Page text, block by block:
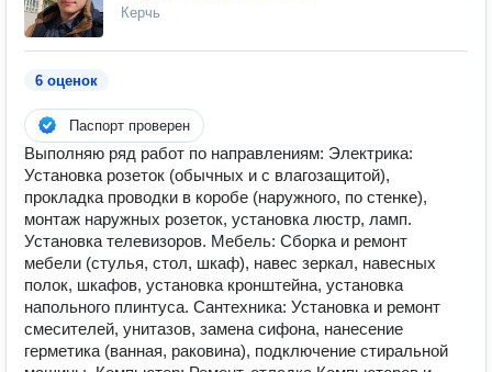
Керчь
6 оценок
Паспорт проверен
Выполняю ряд работ по направлениям: Электрика:
Установка розеток (обычных и с влагозащитой),
прокладка проводки в коробе (наружного, по стенке),
монтаж наружных розеток, установка люстр, ламп.
Установка телевизоров. Мебель: Сборка и ремонт
мебели (стулья, стол, шкаф), навес зеркал, навесных
полок, шкафов, установка кронштейна, установка
напольного плинтуса. Сантехника: Установка и ремонт
смесителей, унитазов, замена сифона, нанесение
герметика (ванная, раковина), подключение стиральной